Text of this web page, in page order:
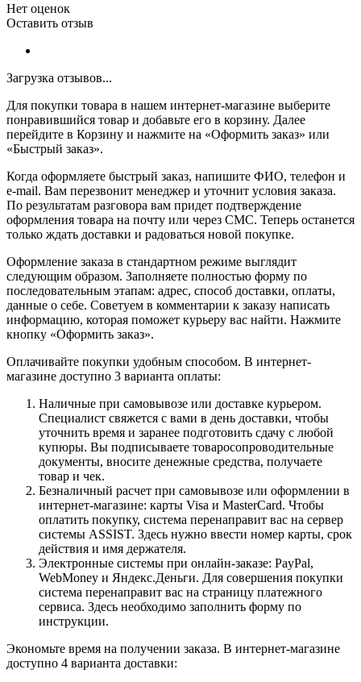
Нет оценок
Оставить отзыв
Загрузка отзывов...
Для покупки товара в нашем интернет-магазине выберите
понравившийся товар и добавьте его в корзину. Далее
перейдите в Корзину и нажмите на «Оформить заказ» или
«Быстрый заказ».
Когда оформляете быстрый заказ, напишите ФИО, телефон и
e-mail. Вам перезвонит менеджер и уточнит условия заказа.
По результатам разговора вам придет подтверждение
оформления товара на почту или через СМС. Теперь останется
только ждать доставки и радоваться новой покупке.
Оформление заказа в стандартном режиме выглядит
следующим образом. Заполняете полностью форму по
последовательным этапам: адрес, способ доставки, оплаты,
данные о себе. Советуем в комментарии к заказу написать
информацию, которая поможет курьеру вас найти. Нажмите
кнопку «Оформить заказ».
Оплачивайте покупки удобным способом. В интернет-
магазине доступно 3 варианта оплаты:
Наличные при самовывозе или доставке курьером.
Специалист свяжется с вами в день доставки, чтобы
уточнить время и заранее подготовить сдачу с любой
купюры. Вы подписываете товаросопроводительные
документы, вносите денежные средства, получаете
товар и чек.
Безналичный расчет при самовывозе или оформлении в
интернет-магазине: карты Visa и MasterCard. Чтобы
оплатить покупку, система перенаправит вас на сервер
системы ASSIST. Здесь нужно ввести номер карты, срок
действия и имя держателя.
Электронные системы при онлайн-заказе: PayPal,
WebMoney и Яндекс.Деньги. Для совершения покупки
система перенаправит вас на страницу платежного
сервиса. Здесь необходимо заполнить форму по
инструкции.
Экономьте время на получении заказа. В интернет-магазине
доступно 4 варианта доставки: